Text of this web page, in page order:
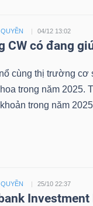
04/12 13:02
CW có đang
cùng thị trường cơ
trong năm 2025.
trong năm
25/10 22:37
Investment